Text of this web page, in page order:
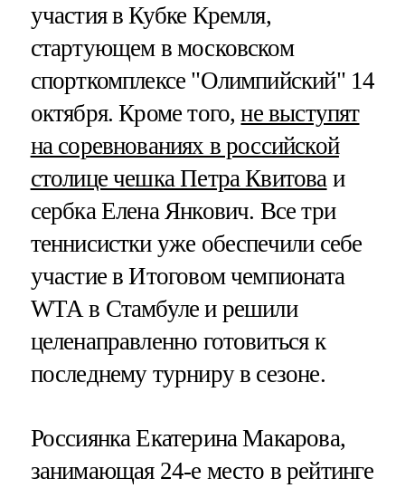
участия в Кубке Кремля,
стартующем в московском
спорткомплексе "Олимпийский" 14
октября. Кроме того,не выступят
на соревнованиях в российской
столице чешка Петра Квитова и
сербка Елена Янкович. Все три
теннисистки уже обеспечили себе
участие в Итоговом чемпионата
WТА в Стамбуле и решили
целенаправленно готовиться к
последнему турниру в сезоне.
Россиянка Екатерина Макарова,
занимающая 24-е место в рейтинге